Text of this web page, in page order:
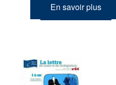
En savoir plus